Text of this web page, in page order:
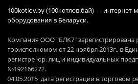
100kotlov.by (100котлов.бай) — интернет-
оборудования в Беларуси.
Компания ООО "БЛК7"
горисполкомом от 22 ноября 2013г., в
регистре юр. лиц и индивидуальных
№192166272.
04.05.2015 дата регистрации в торговом